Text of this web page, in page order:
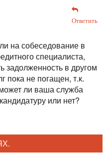
Ответить
на собеседование в
специалиста,
задолженность в другом
пока не погащен, т.к.
ли ваша служба
или нет?